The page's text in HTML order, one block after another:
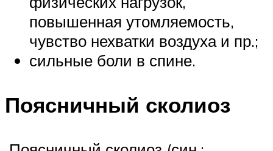
повышенная утомляемость,
чувство нехватки воздуха и пр.;
сильные боли в спине.
Поясничный сколиоз